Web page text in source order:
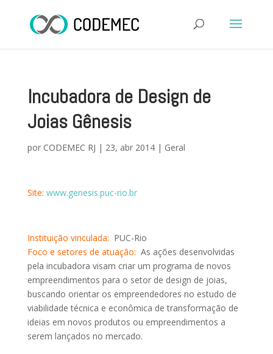
Incubadora de Design de
Joias Gênesis
por CODEMEC RJ | 23, abr 2014| Geral
Site: www.genesis.puc-rio.br
Instituição vinculada: PUC-Rio
Foco e setores de atuação: As ações desenvolvidas
pela incubadora visam criar um programa de novos
empreendimentos para o setor de design de joias,
buscando orientar os empreendedores no estudo de
viabilidade técnica e econômica de transformação de
ideias em novos produtos ou empreendimentos a
serem lançados no mercado.